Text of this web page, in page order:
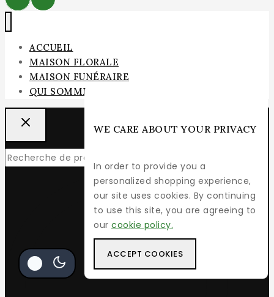
WE CARE ABOUT YOUR PRIVACY
In order to provide you a
personalized shopping experience,
our site uses cookies. By continuing
to use this site, you are agreeing to
our cookie policy.
ACCEPT COOKIES
ACCUEIL
MAISON FLORALE
MAISON FUNÉRAIRE
QUI SOMMES-NOUS